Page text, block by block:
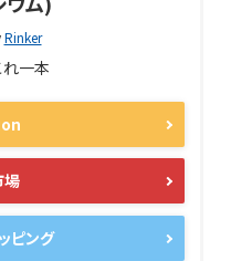
Rinker
一本
場
ピング